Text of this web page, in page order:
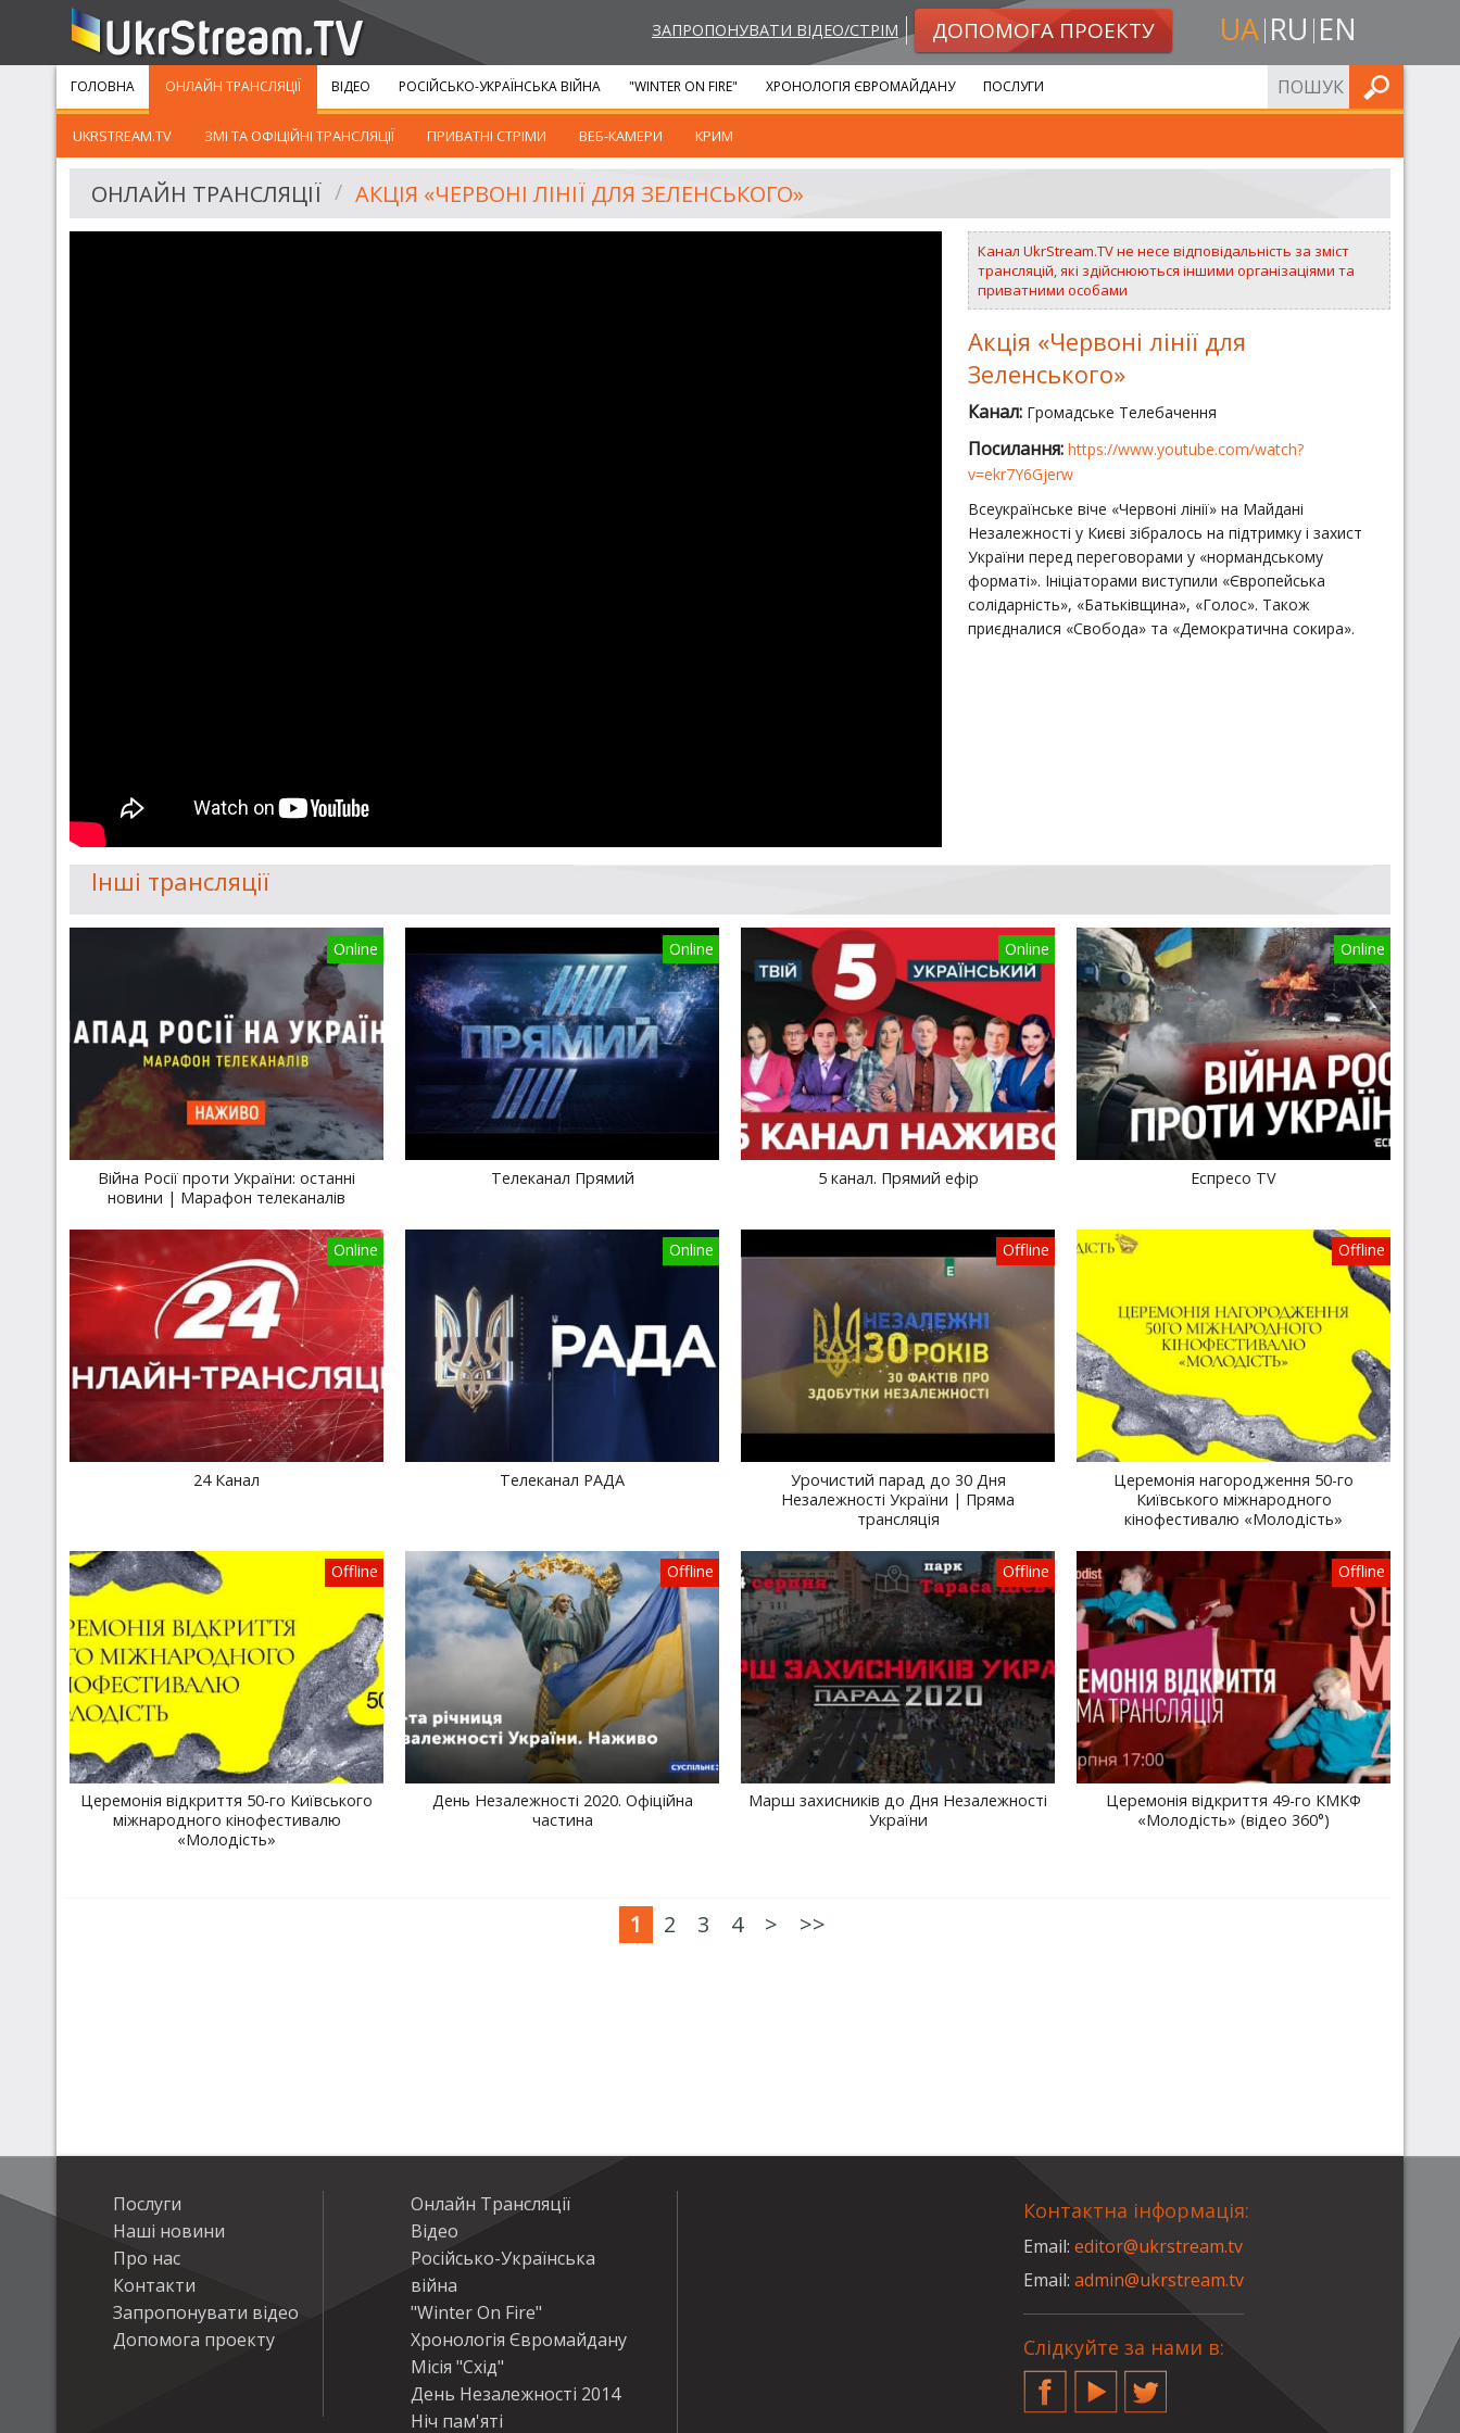
ЗАПРОПОНУВАТИ ВІДЕО/СТРІМ ДОПОМОГА ПРОЕКТУ UA RU EN
ГОЛОВНА ОНЛАЙН ТРАНСЛЯЦІЇ
UKRSTREAM.TV ЗМІ ТА ОФІЦІЙНІ ТРАНСЛЯЦІЇ ПРИВАТНІ СТРІМИ ВЕБ-КАМЕРИ КРИМ
ВІДЕО РОСІЙСЬКО-УКРАЇНСЬКА ВІЙНА "WINTER ON FIRE" ХРОНОЛОГІЯ ЄВРОМАЙДАНУ ПОСЛУГИ ШУКАТИ
ОНЛАЙН ТРАНСЛЯЦІЇ АКЦІЯ «ЧЕРВОНІ ЛІНІЇ ДЛЯ ЗЕЛЕНСЬКОГО»
Канал UkrStream.TV не несе відповідальність за зміст
трансляцій, які здійснюються іншими організаціями та
приватними особами
Акція «Червоні лінії для
Зеленського»
Канал: Громадське Телебачення
Посилання: https://www.youtube.com/watch?
v=ekr7Y6Gjerw
Всеукраїнське віче «Червоні лінії» на Майдані
Незалежності у Києві зібралось на підтримку і захист
України перед переговорами у «нормандському
форматі». Ініціаторами виступили «Європейська
солідарність», «Батьківщина», «Голос». Також
приєдналися «Свобода» та «Демократична сокира».
Інші трансляції
Online
Війна Росії проти України: останні
новини | Марафон телеканалів
Online
Телеканал Прямий
Online
5 канал. Прямий ефір
Online
Еспресо TV
Online
24 Канал
Online
Телеканал РАДА
Offline
Урочистий парад до 30 Дня
Незалежності України | Пряма
трансляція
Offline
Церемонія нагородження 50-го
Київського міжнародного
кінофестивалю «Молодість»
Offline
Церемонія відкриття 50-го Київського
міжнародного кінофестивалю
«Молодість»
Offline
День Незалежності 2020. Офіційна
частина
Offline
Марш захисників до Дня Незалежності
України
Offline
Церемонія відкриття 49-го КМКФ
«Молодість» (відео 360°)
1 2 3 4 > >>
Послуги
Наші новини
Про нас
Контакти
Запропонувати відео
Допомога проекту
Онлайн Трансляції
Відео
Російсько-Українська
війна
"Winter On Fire"
Хронологія Євромайдану
Місія "Схід"
День Незалежності 2014
Ніч пам'яті
Контактна інформація:
Email:editor@ukrstream.tv
Email:admin@ukrstream.tv
Слідкуйте за нами в:
FacebookYouTubeTwitter